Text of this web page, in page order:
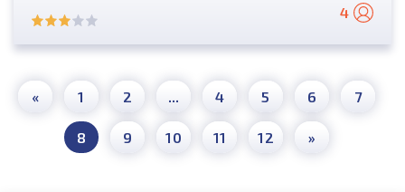
4
« 1 2 ... 4 5 6 7
8 9 10 11 12 »